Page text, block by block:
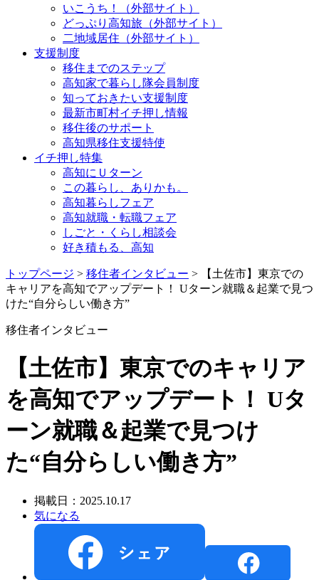
いこうち！（外部サイト）
どっぷり高知旅（外部サイト）
二地域居住（外部サイト）
支援制度
移住までのステップ
高知家で暮らし隊会員制度
知っておきたい支援制度
最新市町村イチ押し情報
移住後のサポート
高知県移住支援特使
イチ押し特集
高知にＵターン
この暮らし、ありかも。
高知暮らしフェア
高知就職・転職フェア
しごと・くらし相談会
好き積もる、高知
トップページ > 移住者インタビュー > 【土佐市】東京での
キャリアを高知でアップデート！ Uターン就職＆起業で見つ
けた“自分らしい働き方”
移住者インタビュー
【土佐市】東京でのキャリア
を高知でアップデート！ Uタ
ーン就職＆起業で見つけ
た“自分らしい働き方”
掲載日：2025.10.17
気になる